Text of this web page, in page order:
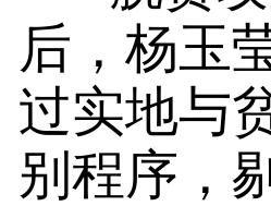
后，杨玉
过实地与
别程序，